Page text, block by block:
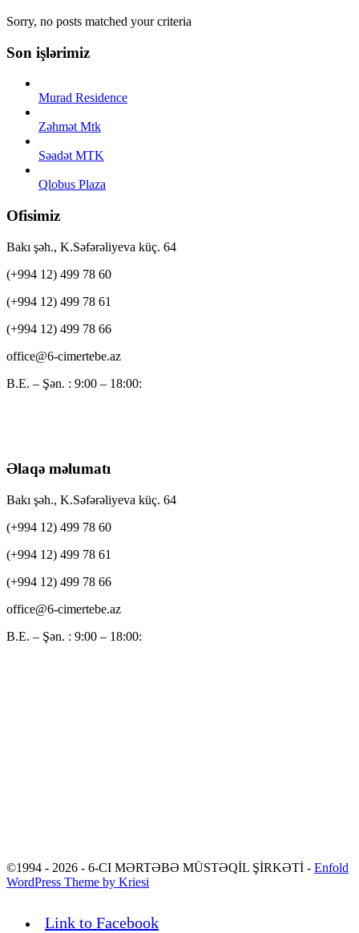
Sorry, no posts matched your criteria
Son işlərimiz
Murad Residence
Zəhmət Mtk
Səadət MTK
Qlobus Plaza
Ofisimiz
Bakı şəh., K.Səfərəliyeva küç. 64
(+994 12) 499 78 60
(+994 12) 499 78 61
(+994 12) 499 78 66
office@6-cimertebe.az
B.E. – Şən. : 9:00 – 18:00:
Əlaqə məlumatı
Bakı şəh., K.Səfərəliyeva küç. 64
(+994 12) 499 78 60
(+994 12) 499 78 61
(+994 12) 499 78 66
office@6-cimertebe.az
B.E. – Şən. : 9:00 – 18:00:
©1994 - 2026 - 6-CI MƏRTƏBƏ MÜSTƏQİL ŞİRKƏTİ - Enfold
WordPress Theme by Kriesi
Link to Facebook